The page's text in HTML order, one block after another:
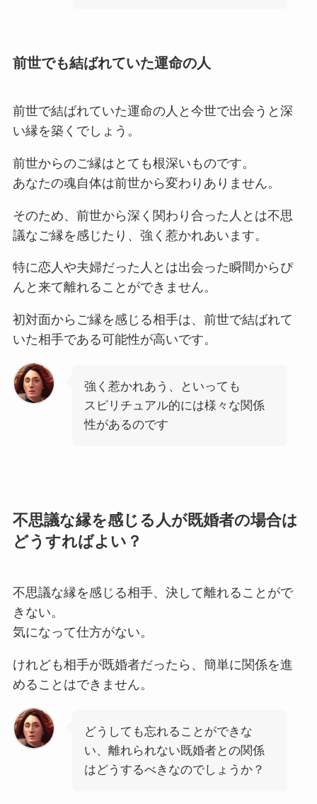
前世でも結ばれていた運命の人
前世で結ばれていた運命の人と今世で出会うと深
い縁を築くでしょう。
前世からのご縁はとても根深いものです。
あなたの魂自体は前世から変わりありません。
そのため、前世から深く関わり合った人とは不思
議なご縁を感じたり、強く惹かれあいます。
特に恋人や夫婦だった人とは出会った瞬間からぴ
んと来て離れることができません。
初対面からご縁を感じる相手は、前世で結ばれて
いた相手である可能性が高いです。
強く惹かれあう、といっても
スピリチュアル的には様々な関係
性があるのです
不思議な縁を感じる人が既婚者の場合は
どうすればよい？
不思議な縁を感じる相手、決して離れることがで
きない。
気になって仕方がない。
けれども相手が既婚者だったら、簡単に関係を進
めることはできません。
どうしても忘れることができな
い、離れられない既婚者との関係
はどうするべきなのでしょうか？